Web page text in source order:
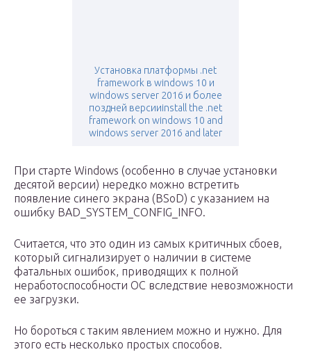
Установка платформы .net
framework в windows 10 и
windows server 2016 и более
поздней версииinstall the .net
framework on windows 10 and
windows server 2016 and later
При старте Windows (особенно в случае установки
десятой версии) нередко можно встретить
появление синего экрана (BSoD) с указанием на
ошибку BAD_SYSTEM_CONFIG_INFO.
Считается, что это один из самых критичных сбоев,
который сигнализирует о наличии в системе
фатальных ошибок, приводящих к полной
неработоспособности ОС вследствие невозможности
ее загрузки.
Но бороться с таким явлением можно и нужно. Для
этого есть несколько простых способов.